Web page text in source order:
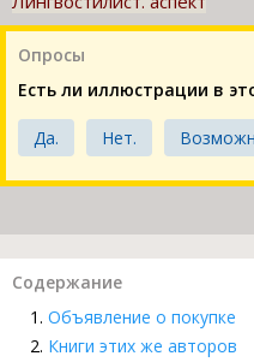
Опросы
Есть ли иллюстрации в
Да. Нет.
Содержание
Объявление о покупке
Книги этих же авторов